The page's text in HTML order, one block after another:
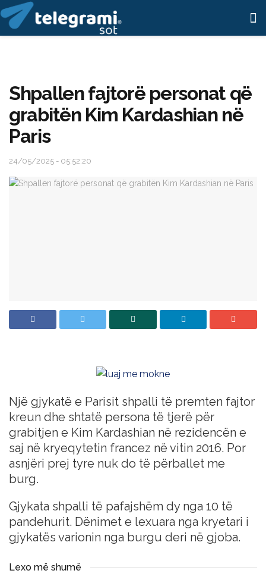
Shpallen fajtorë personat që
grabitën Kim Kardashian në
Paris
24/05/2025 - 05:52:20
Një gjykatë e Parisit shpalli të premten fajtor
kreun dhe shtatë persona të tjerë për
grabitjen e Kim Kardashian në rezidencën e
saj në kryeqytetin francez në vitin 2016. Por
asnjëri prej tyre nuk do të përballet me
burg.
Gjykata shpalli të pafajshëm dy nga 10 të
pandehurit. Dënimet e lexuara nga kryetari i
gjykatës varionin nga burgu deri në gjoba.
Lexo më shumë